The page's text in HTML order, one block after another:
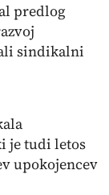
predlog
sindikalni
je tudi letos
upokojencev